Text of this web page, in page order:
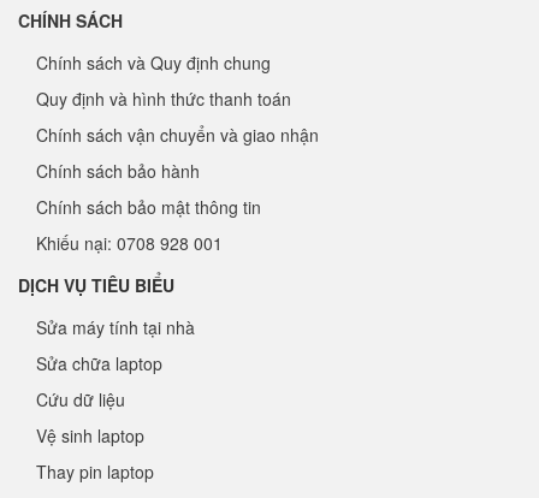
CHÍNH SÁCH
Chính sách và Quy định chung
Quy định và hình thức thanh toán
Chính sách vận chuyển và giao nhận
Chính sách bảo hành
Chính sách bảo mật thông tin
Khiếu nại: 0708 928 001
DỊCH VỤ TIÊU BIỂU
Sửa máy tính tại nhà
Sửa chữa laptop
Cứu dữ liệu
Vệ sinh laptop
Thay pin laptop